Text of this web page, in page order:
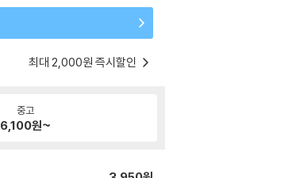
최대 2,000원 즉시할인
중고
6,100원~